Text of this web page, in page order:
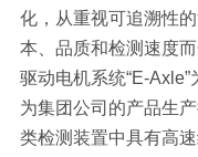
化，从重视可追溯性
本、品质和检测速度
驱动电机系统“E-
为集团公司的产品生
类检测装置中具有高